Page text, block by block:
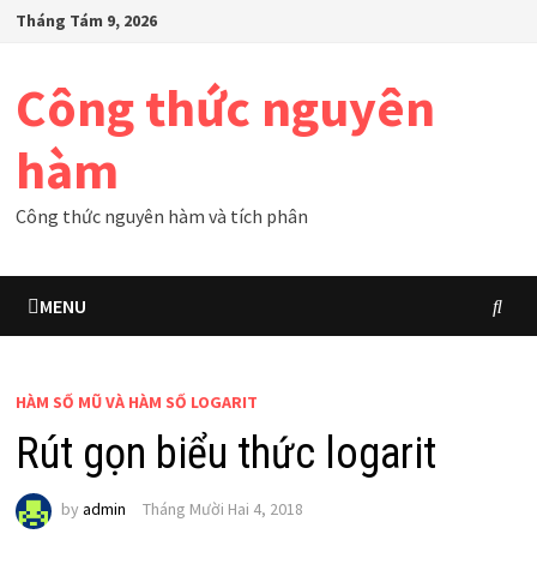
SkipTháng Tám 9, 2026
Công thức nguyên
hàm
Công thức nguyên hàm và tích phân
MENU
HÀM SỐ MŨ VÀ HÀM SỐ LOGARIT
Rút gọn biểu thức logarit
by admin Tháng Mười Hai 4, 2018